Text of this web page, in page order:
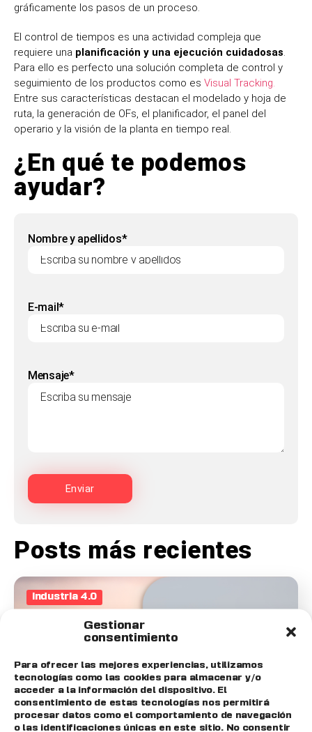
Gestionar
consentimiento
Para ofrecer las mejores experiencias, utilizamos
tecnologías como las cookies para almacenar y/o
acceder a la información del dispositivo. El
consentimiento de estas tecnologías nos permitirá
procesar datos como el comportamiento de navegación
o las identificaciones únicas en este sitio. No consentir
gráficamente los pasos de un proceso.
El control de tiempos es una actividad compleja que
requiere una planificación y una ejecución cuidadosas.
Para ello es perfecto una solución completa de control y
seguimiento de los productos como es Visual Tracking.
Entre sus características destacan el modelado y hoja de
ruta, la generación de OFs, el planificador, el panel del
operario y la visión de la planta en tiempo real.
¿En qué te podemos
ayudar?
Nombre y apellidos*
E-mail*
Mensaje*
Posts más recientes
Industria 4.0